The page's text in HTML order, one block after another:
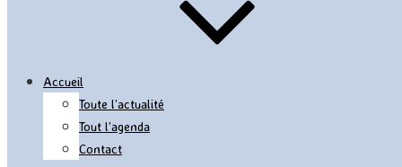
Accueil
Toute l’actualité
Tout l’agenda
Contact